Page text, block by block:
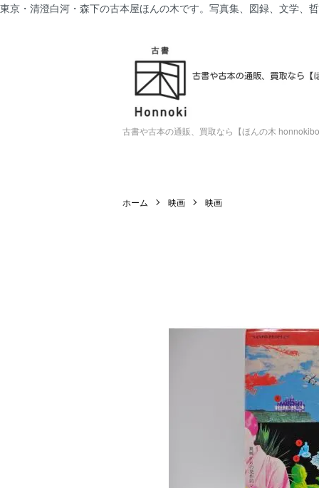
東京・清澄白河・森下の古本屋ほんの木です。写真集、図録、文学、哲
古書や古本の通販、買取なら【ほんの木
ホーム 映画 映画